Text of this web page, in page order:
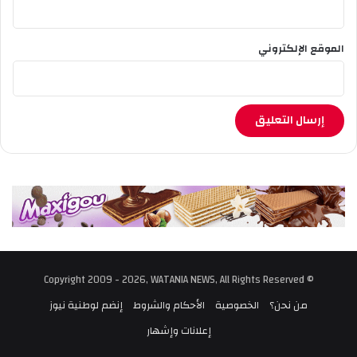
الموقع الإلكتروني
© Copyright 2009 - 2026, WATANIA NEWS, All Rights Reserved
من نحن؟
الخصوصية الأحكام والشروط إنضم لوطنية نيوز
إعلانات وإشهار